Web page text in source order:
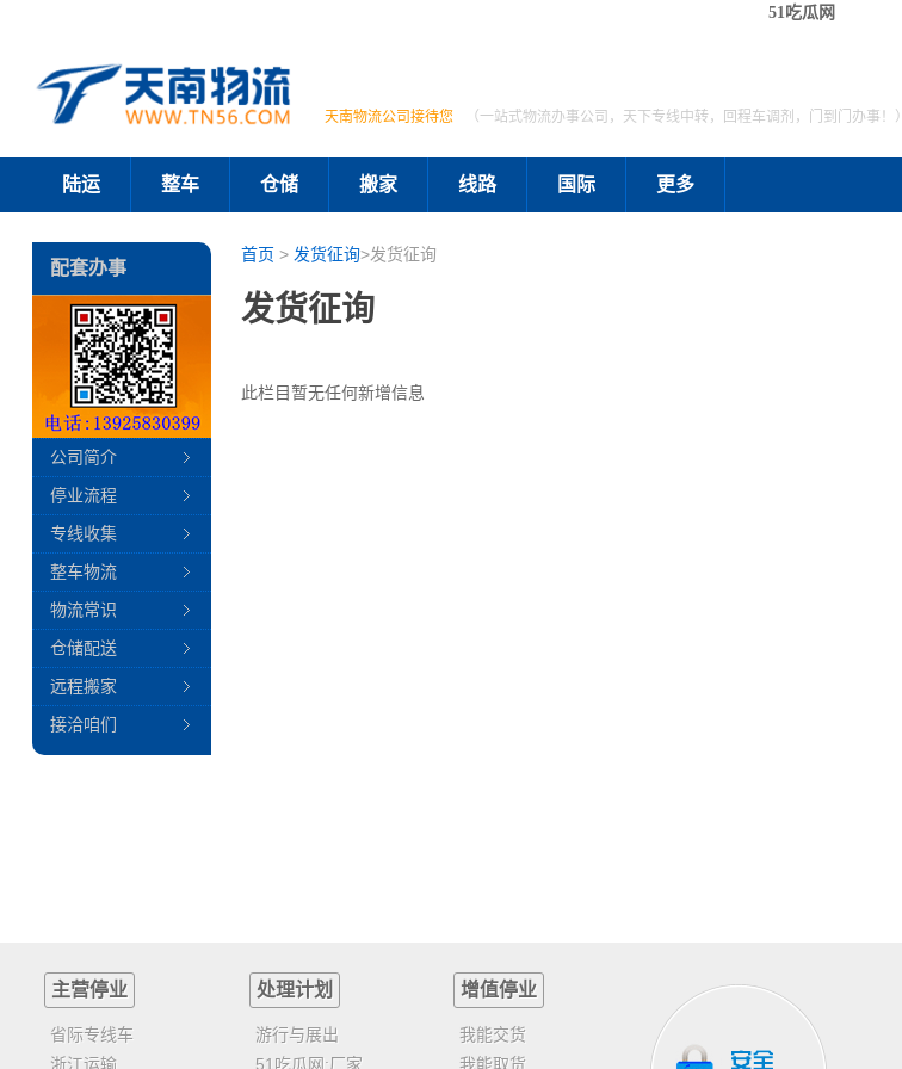
51吃瓜网
天南物流公司接待您 （一站式物流办事公司，天下专线中转，回程车调剂，门到门办事！）
陆运 整车 仓储 搬家 线路 国际 更多
首页 > 发货征询>发货征询
发货征询
此栏目暂无任何新增信息
配套办事
公司简介
停业流程
专线收集
整车物流
物流常识
仓储配送
远程搬家
接洽咱们
主营停业
省际专线车
浙江运输
处理计划
游行与展出
51吃瓜网:厂家
增值停业
我能交货
我能取货